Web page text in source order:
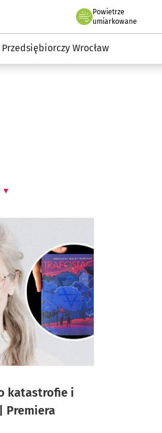
Powietrze
we Wrocławiu
umiarkowane
Przedsiębiorczy Wrocław
katastrofie i
Premiera